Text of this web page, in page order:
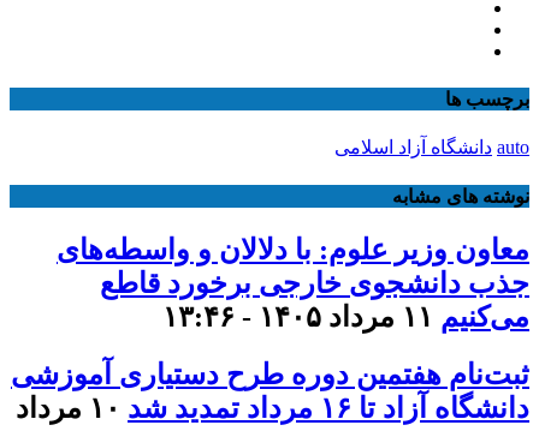
برچسب ها
auto دانشگاه آزاد اسلامی
نوشته های مشابه
معاون وزیر علوم: با دلالان و واسطه‌های
جذب دانشجوی خارجی برخورد قاطع
می‌کنیم ۱۱ مرداد ۱۴۰۵ - ۱۳:۴۶
ثبت‌نام هفتمین دوره طرح دستیاری آموزشی
دانشگاه آزاد تا ۱۶ مرداد تمدید شد
۱۰ مرداد